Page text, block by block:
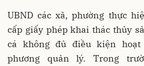
UBND các xã, phường thực
cấp giấy phép khai thác thủy
cá không đủ điều kiện hoạt
phương quản lý. Trong